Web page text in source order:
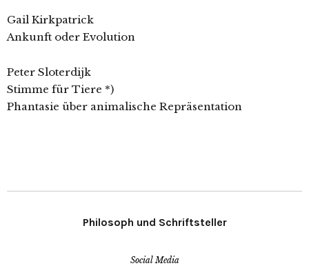
Gail Kirkpatrick
Ankunft oder Evolution
Peter Sloterdijk
Stimme für Tiere *)
Phantasie über animalische Repräsentation
Philosoph und Schriftsteller
Social Media